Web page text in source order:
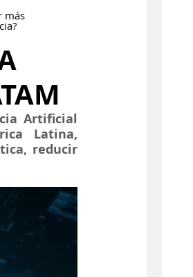
Artificial
Latina,
reducir
más